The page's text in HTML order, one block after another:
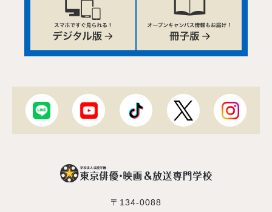
〒134-0088